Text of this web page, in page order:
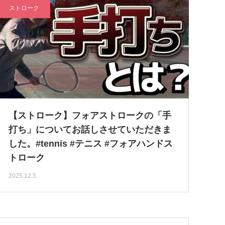
ストローク
【ストローク】フォアストロークの「手
打ち」についてお話しさせていただきま
した。#tennis #テニス #フォアハンドス
トローク
2025.12.5